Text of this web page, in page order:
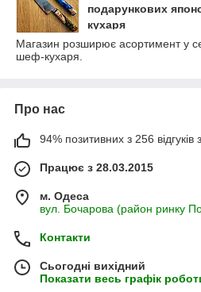
подарункових
кухаря
Магазин розширює асортимент у
шеф-кухаря.
Про нас
94% позитивних з 256 відгуків
Працює з 28.03.2015
м. Одеса
вул. Бочарова (район ринку
Контакти
Сьогодні вихідний
Показати весь графік